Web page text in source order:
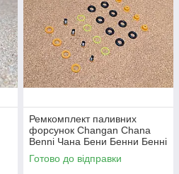
Ремкомплект паливних
форсунок Changan Chana
Benni Чана Бени Бенни Бенні
Бені
Готово до відправки